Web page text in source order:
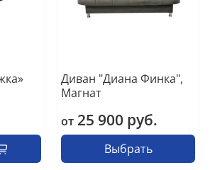
Диван "Диана Финка",
Магнат
от 25 900 руб.
Выбрать